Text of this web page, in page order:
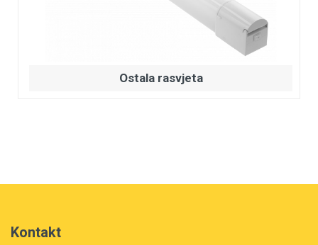
Ostala rasvjeta
Kontakt